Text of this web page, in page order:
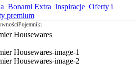
Bonami Extra Inspiracje Oferty i
premium
Pojemniki